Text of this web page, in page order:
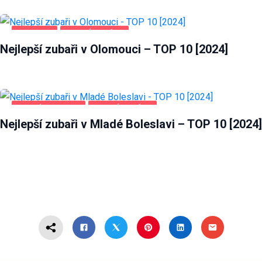
OLOMOUC ZDRAVÍ A KRÁSA
Nejlepší zubaři v Olomouci – TOP 10 [2024]
MLADÁ BOLESLAV ZDRAVÍ A KRÁSA
Nejlepší zubaři v Mladé Boleslavi – TOP 10 [2024]